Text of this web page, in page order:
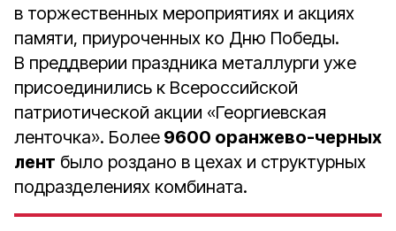
в торжественных мероприятиях и акциях
памяти, приуроченных ко Дню Победы.
В преддверии праздника металлурги уже
присоединились к Всероссийской
патриотической акции «Георгиевская
ленточка». Более 9600 оранжево-черных
лент было роздано в цехах и структурных
подразделениях комбината.